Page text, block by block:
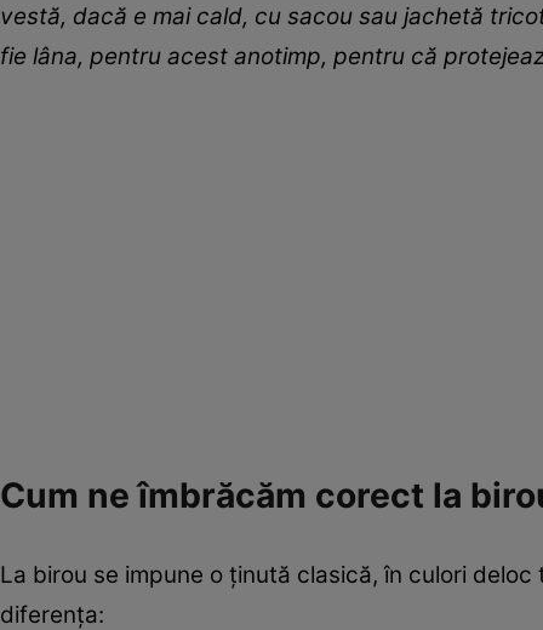
vestă, dacă e mai cald, cu sacou sau jachetă
fie lâna, pentru acest anotimp, pentru că
Cum ne îmbrăcăm corect la
La birou se impune o ținută clasică, în culori
diferența: